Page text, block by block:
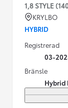
1,8 STYLE
KRYLBO
HYBRID
Registrerad
03-
Bränsle
Hybrid